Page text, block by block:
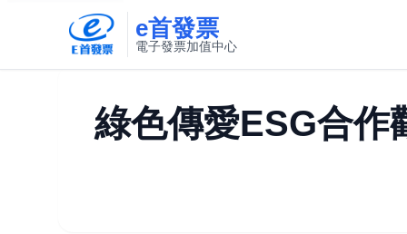
e首發票
電子發票加值中心
綠色傳愛ESG合作